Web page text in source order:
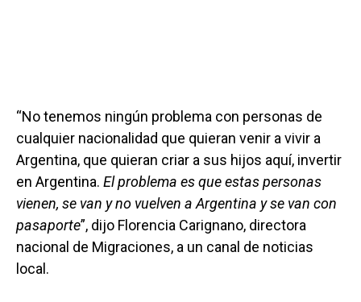
“No tenemos ningún problema con personas de
cualquier nacionalidad que quieran venir a vivir a
Argentina, que quieran criar a sus hijos aquí, invertir
en Argentina. El problema es que estas personas
vienen, se van y no vuelven a Argentina y se van con
pasaporte”, dijo Florencia Carignano, directora
nacional de Migraciones, a un canal de noticias
local.